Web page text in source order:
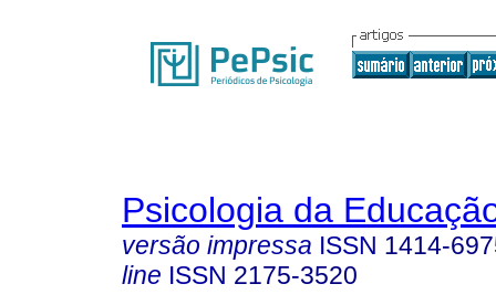
Psicologia da
versão impressa ISSN 1414-
line ISSN 2175-3520